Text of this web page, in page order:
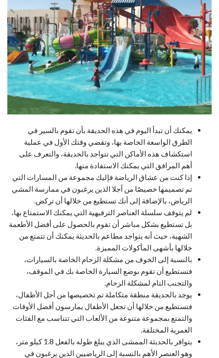
يمكنك أن تبدأ اليوم في هذه الحديقة بأن تقوم بالسير في
الطرق الواسعة الخاصة بها، وتقضي وقتك الأول في عملية
استكشاف هذه الأماكن التي تتواجد بالحديقة، والتعرف على
أهم المرافق التي يمكنك الاستفادة منها.
إذا كنت من عشاق الرياضة فإليك مجموعة من المسارات التي
تم تصميمها خصيصًا من أجلا الذين يرغبون في ممارسة المشي
الرياض، بالإضافة إلى أنك تستطيع من خلالها أن تركض.
لم يتوقف سلسلة العناصر الترفيهية التي يمكنك الاستمتاع بها،
بل تستطيع بشكل مباشر أن تقوم بالحصول على أفضل الأطعمة
الشهية، حيث أنه يتواجد مطاعم بالحديثة يمكنك أن تتمتع من
خلالها بأشهى المأكولات المميزة.
بالنسبة إلى الخوف من مشكلة الزحام الخاصة بالسيارات،
فتستطيع أن تقوم بوضع السيارة الخاصة بك في الموقف،
والتجنب التام لمشكلة الزحام.
يوجد بالحديقة منطقة متكاملة تم تخصيصها من أجل الأطفال،
فتستطيع من خلالها أن تجعل الأطفال يمارسون أفضل الأوقات
والتمتع بمجموعة متنوعة من الألعاب التي تتناسب مع الفئات
العمرية المختلفة.
يتوافر بالحديثة الممشى الذي يبلغ طوله بالفعل 1.8 كيلو متر،
وهو العنصر الأهم بالنسبة إلى الرياضيين الذين يرغبون في